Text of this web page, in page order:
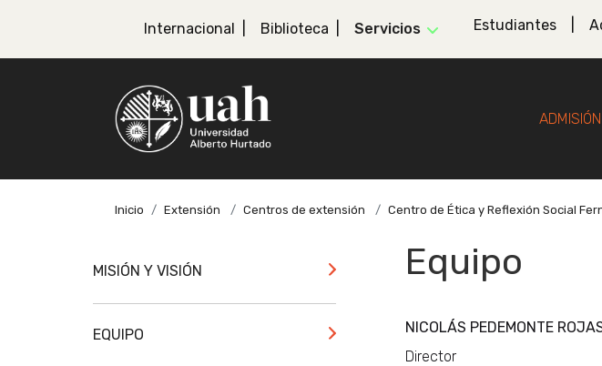
Internacional Biblioteca Servicios Estudiantes
Inicio Extensión Centros de extensión Centro de Ética y Reflexión Social
MISIÓN Y VISIÓN
EQUIPO
Equipo
NICOLÁS PEDEMONTE
Director